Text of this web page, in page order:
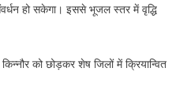
हो सकेगा। इससे भूजल स्तर में वृद्धि
को छोड़कर शेष जिलों में क्रियान्वित